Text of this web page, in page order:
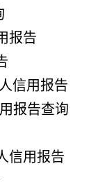
报告
信用报告
报告查询
信用报告